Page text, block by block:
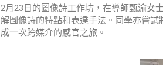
2月23日的圖像詩工作坊，在導師甄渝女
解圖像詩的特點和表達手法。同學亦嘗
成一次跨媒介的感官之旅。